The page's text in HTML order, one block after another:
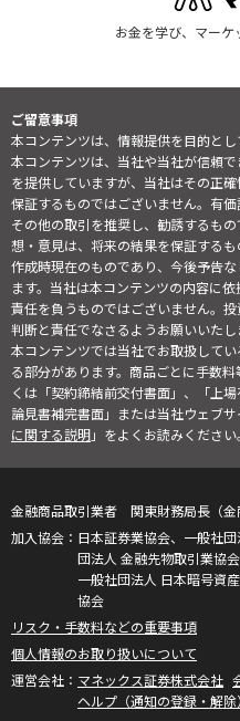
お金を学び、マーケ
ご留意事項
本コンテンツは、情報提供を目的とし
本コンテンツは、当社や当社が信頼
を提供していますが、当社はその正
保証するものではございません。有
その他の取引を推奨し、勧誘するも
想・意見は、将来の結果を保証する
作成時現在のものであり、今後予告
ます。当社は本コンテンツの内容に
責任を負うものではございません。
判断と責任でなさるようお願いいたし
本コンテンツでは当社でお取扱して
る部分があります。商品ごとに手数
くは「契約締結前交付書面」、「上
論見書補完書面」または当社ウェブ
に関する説明」をよくお読みください。
金融商品取引業者 関東財務局長（金
日本証券業協会、一般社
団法人 金融先物取引業協会
一般社団法人 日本暗号資
協会
リスク・手数料などの重要事項
個人情報のお取り扱いについて
マネックス証券株式会社
ヘルプ（通知の登録・解除）